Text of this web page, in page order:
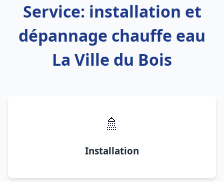
Service: installation et
dépannage chauffe eau
La Ville du Bois
🚿
Installation